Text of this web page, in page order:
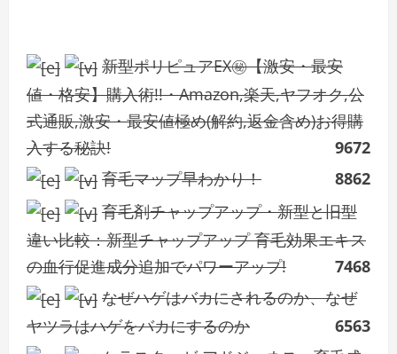
新型ポリピュアEX㊙【激安・最安
値・格安】購入術!!・Amazon,楽天,ヤフオク,公
式通販,激安・最安値極め(解約,返金含め)お得購
入する秘訣!
9672
育毛マップ早わかり！
8862
育毛剤チャップアップ・新型と旧型
違い比較：新型チャップアップ 育毛効果エキス
の血行促進成分追加でパワーアップ!
7468
なぜハゲはバカにされるのか、なぜ
ヤツラはハゲをバカにするのか
6563